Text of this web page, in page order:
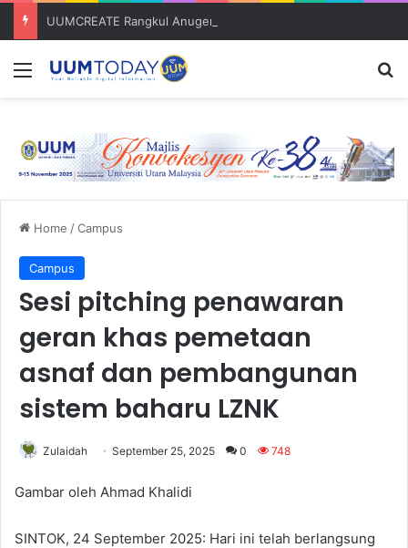
Menu
Home /Campus
Campus
Sesi pitching penawaran
geran khas pemetaan
asnaf dan pembangunan
sistem baharu LZNK
Zulaidah September 25, 2025 0 748
Gambar oleh Ahmad Khalidi
SINTOK, 24 September 2025: Hari ini telah berlangsung